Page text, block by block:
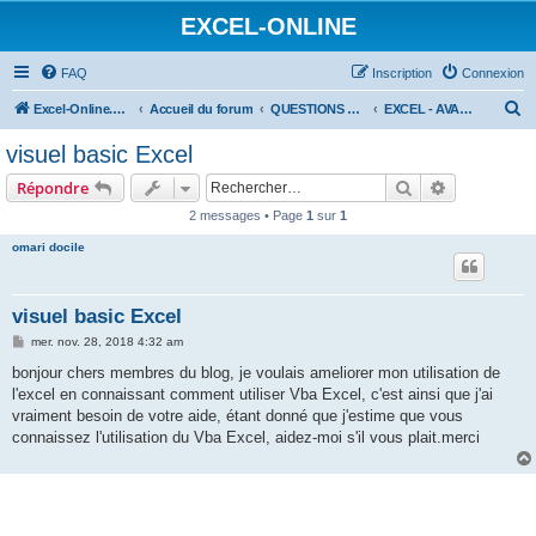
EXCEL-ONLINE
FAQ Connexion
Inscription
Excel-Online.net Accueil du forum QUESTIONS EXCEL EXCEL - AVANCÉ
visuel basic Excel
Répondre Rechercher
2 messages • Page 1 sur 1
omari docile
visuel basic Excel
M
s
a
g
mer. nov. 28, 2018 4:32 am
bonjour chers membres du blog, je voulais ameliorer mon utilisation de
l'excel en connaissant comment utiliser Vba Excel, c'est ainsi que j'ai
vraiment besoin de votre aide, étant donné que j'estime que vous
connaissez l'utilisation du Vba Excel, aidez-moi s'il vous plait.merci